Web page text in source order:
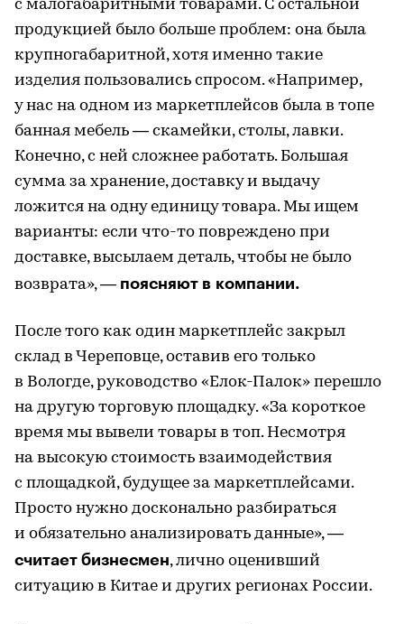
с малогабаритными товарами. С остальной
продукцией было больше проблем: она была
крупногабаритной, хотя именно такие
изделия пользовались спросом. «Например,
у нас на одном из маркетплейсов была в топе
банная мебель — скамейки, столы, лавки.
Конечно, с ней сложнее работать. Большая
сумма за хранение, доставку и выдачу
ложится на одну единицу товара. Мы ищем
варианты: если что-то повреждено при
доставке, высылаем деталь, чтобы не было
возврата», — поясняют в компании.
После того как один маркетплейс закрыл
склад в Череповце, оставив его только
в Вологде, руководство «Елок-Палок» перешло
на другую торговую площадку. «За короткое
время мы вывели товары в топ. Несмотря
на высокую стоимость взаимодействия
с площадкой, будущее за маркетплейсами.
Просто нужно досконально разбираться
и обязательно анализировать данные», —
считает бизнесмен, лично оценивший
ситуацию в Китае и других регионах России.